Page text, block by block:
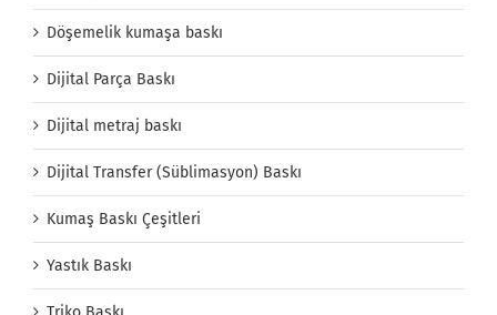
Döşemelik kumaşa baskı
Dijital Parça Baskı
Dijital metraj baskı
Dijital Transfer (Süblimasyon) Baskı
Kumaş Baskı Çeşitleri
Yastık Baskı